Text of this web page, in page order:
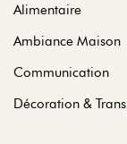
Alimentaire
Ambiance Maison
Communication
Décoration &